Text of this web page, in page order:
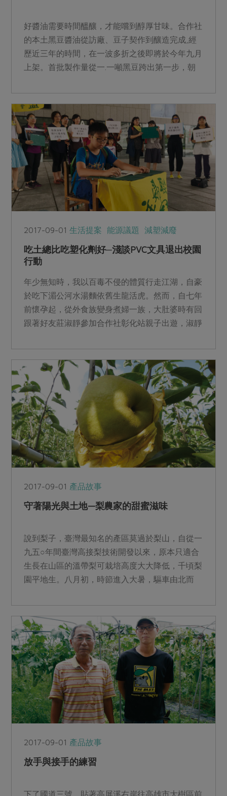
好醬油需要時間醞釀，才能嚐到醇厚甘味。合作社
的本土黑豆醬油從訪廠、豆子契作到釀造完成,經
歷近三年的時間，在一波多折之後即將於今年九月
上架。首批製作量從一.一噸黑豆跨出第一步，朝
2017-09-01生活提案 能源議題 減塑減廢
吃土總比吃塑化劑好─淺談PVC文具退出校園
行動
年少無知時，我以百毒不侵的體質行走江湖，自豪
於吃下湄公河水湯麵依舊生龍活虎。然而，自七年
前懷孕起，從外食族變身煮婦一族，大肚婆時有回
跟著好友莊淑靜參加合作社彰化站親子出遊，淑靜
2017-09-01 產品故事
守著陽光與土地—梨農家的甜蜜滋味
說到梨子，臺灣最知名的產區莫過於梨山，自從一
九五○年間臺灣高接梨技術開發以來，原本只適合
生長在山區的溫帶梨可栽培高度大大降低，千頃梨
園平地生。八月初，時節進入大暑，驅車由北而
2017-09-01 產品故事
放手與接手的練習
下了國道三號，貼著高屏溪右岸往高雄市大樹區前